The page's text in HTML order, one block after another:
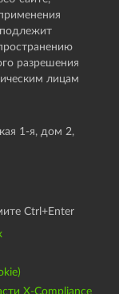
разрешения
лицам
1-я, дом 2,
Ctrl+Enter
X-Compliance